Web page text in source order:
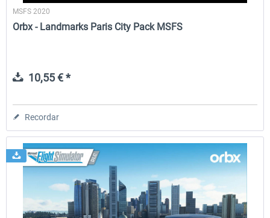
MSFS 2020
Orbx - Landmarks Paris City Pack MSFS
10,55 € *
Recordar